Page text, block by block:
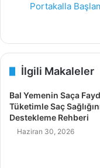
Portakalla
İlgili Makaleler
Bal Yemenin Saça
Tüketimle Saç
Destekleme Rehberi
Haziran 30, 2026